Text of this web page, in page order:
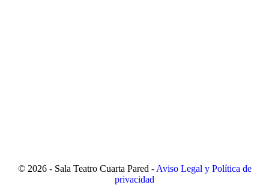
© 2026 - Sala Teatro Cuarta Pared - Aviso Legal y Política de
privacidad